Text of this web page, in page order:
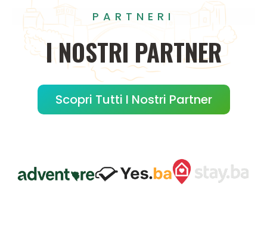
PARTNERI
INOSTRI PARTNER
Scopri Tutti I Nostri Partner